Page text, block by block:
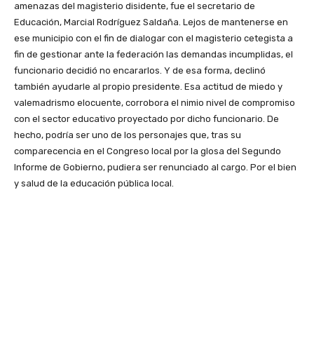
amenazas del magisterio disidente, fue el secretario de
Educación, Marcial Rodríguez Saldaña. Lejos de mantenerse en
ese municipio con el fin de dialogar con el magisterio cetegista a
fin de gestionar ante la federación las demandas incumplidas, el
funcionario decidió no encararlos. Y de esa forma, declinó
también ayudarle al propio presidente. Esa actitud de miedo y
valemadrismo elocuente, corrobora el nimio nivel de compromiso
con el sector educativo proyectado por dicho funcionario. De
hecho, podría ser uno de los personajes que, tras su
comparecencia en el Congreso local por la glosa del Segundo
Informe de Gobierno, pudiera ser renunciado al cargo. Por el bien
y salud de la educación pública local.